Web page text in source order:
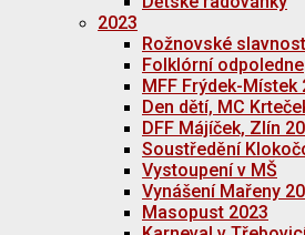
2023
Rožnovské
Folklórní odpoledne
MFF Frýdek-Místek
Den dětí, MC
DFF Májíček, Zlín
Soustředění
Vystoupení v MŠ
Vynášení Mařeny
Masopust 2023